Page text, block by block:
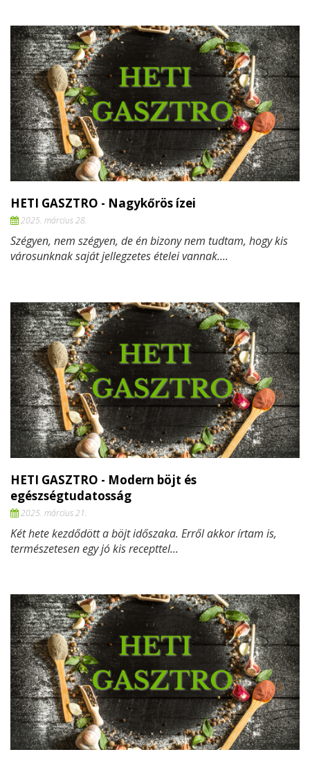
HETI GASZTRO - Nagykőrös ízei
2025. március 28.
Szégyen, nem szégyen, de én bizony nem tudtam, hogy kis
városunknak saját jellegzetes ételei vannak....
HETI GASZTRO - Modern böjt és
egészségtudatosság
2025. március 21.
Két hete kezdődött a böjt időszaka. Erről akkor írtam is,
természetesen egy jó kis recepttel...